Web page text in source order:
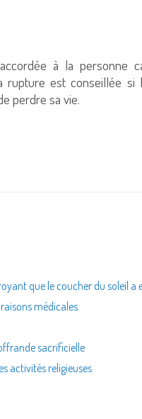
à la personne
rupture est conseillée
perdre sa vie.
que le coucher du soleil a
médicales.
sacrificielle
activités religieuses